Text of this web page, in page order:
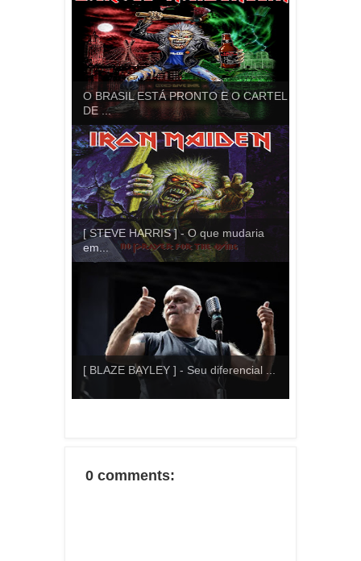
O BRASIL ESTÁ PRONTO E O CARTEL
DE ...
[ STEVE HARRIS ] - O que mudaria
em...
[ BLAZE BAYLEY ] - Seu diferencial ...
0 comments: